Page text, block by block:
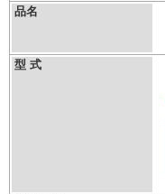
品名
型 式